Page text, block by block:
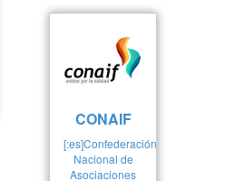
CONAIF
[:es]Confederación
Nacional de
Asociaciones